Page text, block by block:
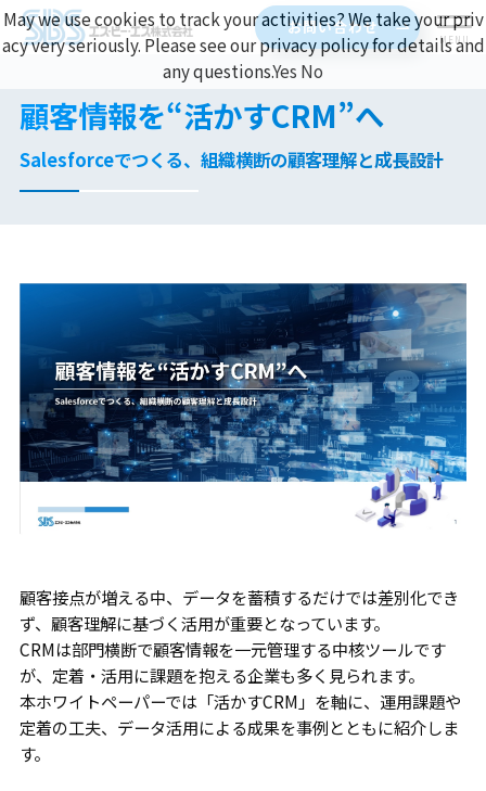
MENU
お問い合わせ
顧客情報を“活かすCRM”へ
Salesforceでつくる、組織横断の顧客理解と成長設計
顧客接点が増える中、データを蓄積するだけでは差別化でき
ず、顧客理解に基づく活用が重要となっています。
CRMは部門横断で顧客情報を一元管理する中核ツールです
が、定着・活用に課題を抱える企業も多く見られます。
本ホワイトペーパーでは「活かすCRM」を軸に、運用課題や
定着の工夫、データ活用による成果を事例とともに紹介しま
す。
May we use cookies to track your activities? We take your priv
acy very seriously. Please see our privacy policy for details and
any questions.Yes No